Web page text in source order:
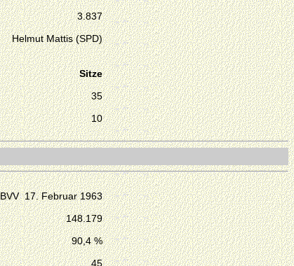
3.837
Helmut Mattis (SPD)
Sitze
35
10
BVV 17. Februar 1963
148.179
90,4 %
45